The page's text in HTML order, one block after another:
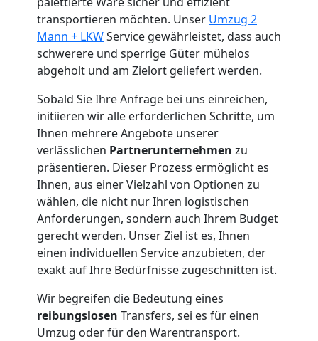
transportieren möchten. Unser Umzug 2
Mann + LKWService gewährleistet, dass auch
schwerere und sperrige Güter mühelos
abgeholt und am Zielort geliefert werden.
Sobald Sie Ihre Anfrage bei uns einreichen,
initiieren wir alle erforderlichen Schritte, um
Ihnen mehrere Angebote unserer
verlässlichen Partnerunternehmen zu
präsentieren. Dieser Prozess ermöglicht es
Ihnen, aus einer Vielzahl von Optionen zu
wählen, die nicht nur Ihren logistischen
Anforderungen, sondern auch Ihrem Budget
gerecht werden. Unser Ziel ist es, Ihnen
einen individuellen Service anzubieten, der
exakt auf Ihre Bedürfnisse zugeschnitten ist.
Wir begreifen die Bedeutung eines
reibungslosen Transfers, sei es für einen
Umzug oder für den Warentransport.
Küchenumzug
Wolfsberg
Umzug
und
Lagerung
Wolfsberg
Full-
Service-